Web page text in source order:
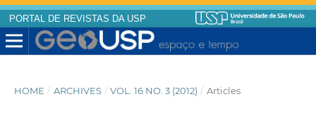
PORTAL DE REVISTAS DA USP
HOME / ARCHIVES / VOL. 16 NO. 3 (2012) / Articles